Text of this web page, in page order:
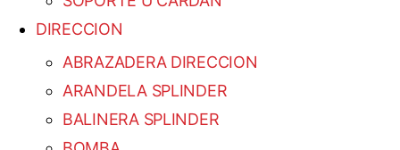
DIRECCION
ABRAZADERA DIRECCION
ARANDELA SPLINDER
BALINERA SPLINDER